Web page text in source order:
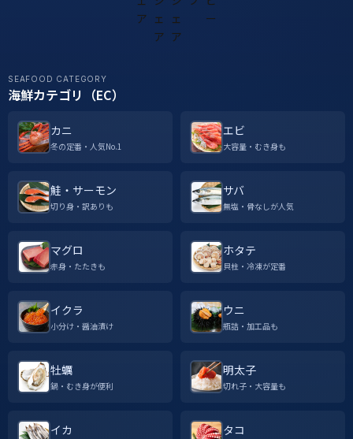
SEAFOOD CATEGORY
海鮮カテゴリ（EC）
カニ
冬の定番・人気No.1
エビ
大容量・むき身も
鮭・サーモン
切り身・訳ありも
サバ
無塩・骨なしが人気
マグロ
赤身・たたきも
ホタテ
貝柱・冷凍が定番
イクラ
小分け・醤油漬け
ウニ
瓶詰・加工品も
牡蠣
鍋・むき身が便利
明太子
切れ子・大容量も
イカ タコ